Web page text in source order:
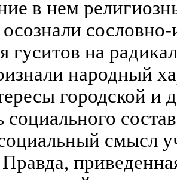
в нем
осознали
гуситов на
народный
городской и
социального
смысл